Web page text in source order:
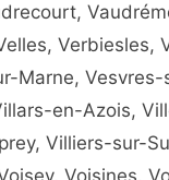
Marne,
en-Azois,
Villiers-sur-
Voisines,